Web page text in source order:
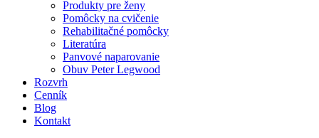
Produkty pre ženy
Pomôcky na cvičenie
Rehabilitačné pomôcky
Literatúra
Panvové naparovanie
Obuv Peter Legwood
Rozvrh
Cenník
Blog
Kontakt